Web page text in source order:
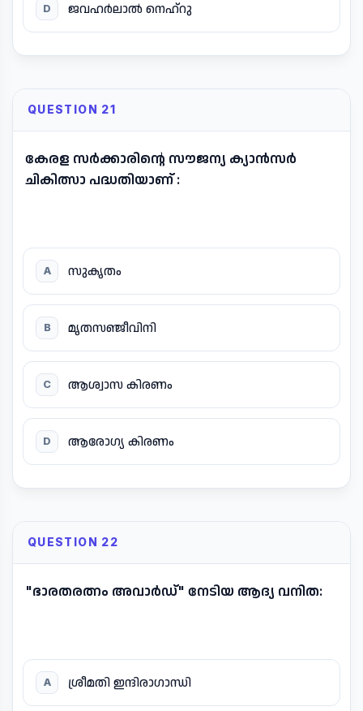
D ജവഹർലാൽ നെഹ്റു
QUESTION 21
കേരള സർക്കാരിന്റെ സൗജന്യ ക്യാൻസർ
ചികിത്സാ പദ്ധതിയാണ് :
A സുകൃതം
B മൃതസഞ്ജീവിനി
C ആശ്വാസ കിരണം
D ആരോഗ്യ കിരണം
QUESTION 22
"ഭാരതരത്നം അവാർഡ്" നേടിയ ആദ്യ വനിത:
A ശ്രീമതി ഇന്ദിരാഗാന്ധി